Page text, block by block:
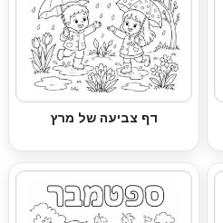
דף צביעה של מרץ